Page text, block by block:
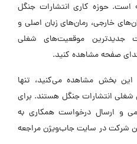
است. حوزه کاری انتشارات جنگل
خارجی، رمان‌های زبان اصلی و
موقعیت‌های شغلی
صفحه مشاهده کنید.
بخش مشاهده می‌کنید، تنها
انتشارات جنگل هستند. برای
و ارسال درخواست همکاری به
شرکت در سایت جاب‌ویژن مراجعه